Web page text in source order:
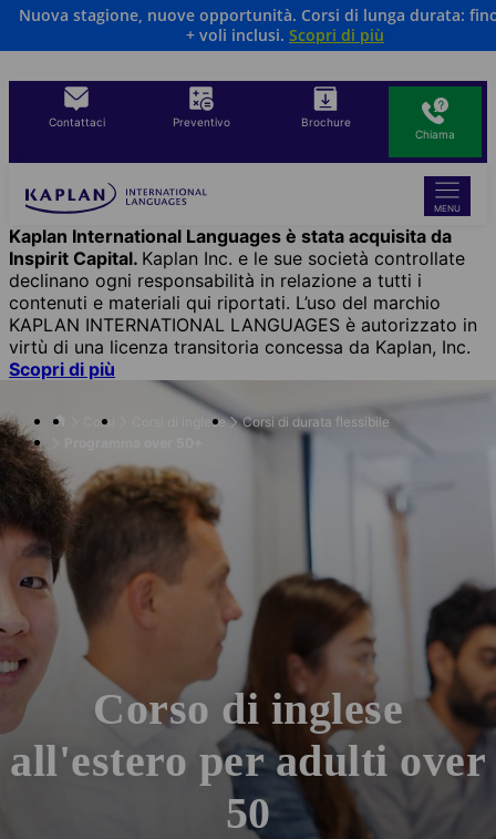
Salta
principale
Contattaci Preventivo
Brochure
Chiama
MENU
Kaplan International Languages è stata acquisita da
Inspirit Capital. Kaplan Inc. e le sue società controllate
declinano ogni responsabilità in relazione a tutti i
contenuti e materiali qui riportati. L’uso del marchio
KAPLAN INTERNATIONAL LANGUAGES è autorizzato in
virtù di una licenza transitoria concessa da Kaplan, Inc.
Scopri di più
Nuova stagione, nuove opportunità. Corsi di lunga durata:
+ voli inclusi. Scopri di più
Corsi Corsi di inglese
Corsi di durata flessibile
Corso di inglese
all'estero per adulti over
50